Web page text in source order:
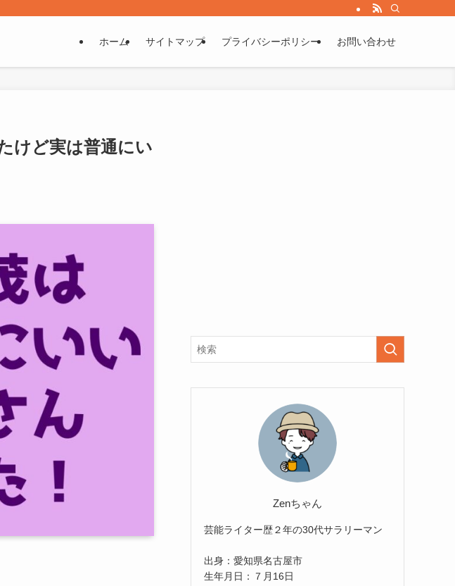
ホーム サイトマップ プライバシーポリシー お問い合わせ
けど実は普通にい
Zenちゃん
芸能ライター歴２年の30代サラリーマン
出身：愛知県名古屋市
生年月日：７月16日